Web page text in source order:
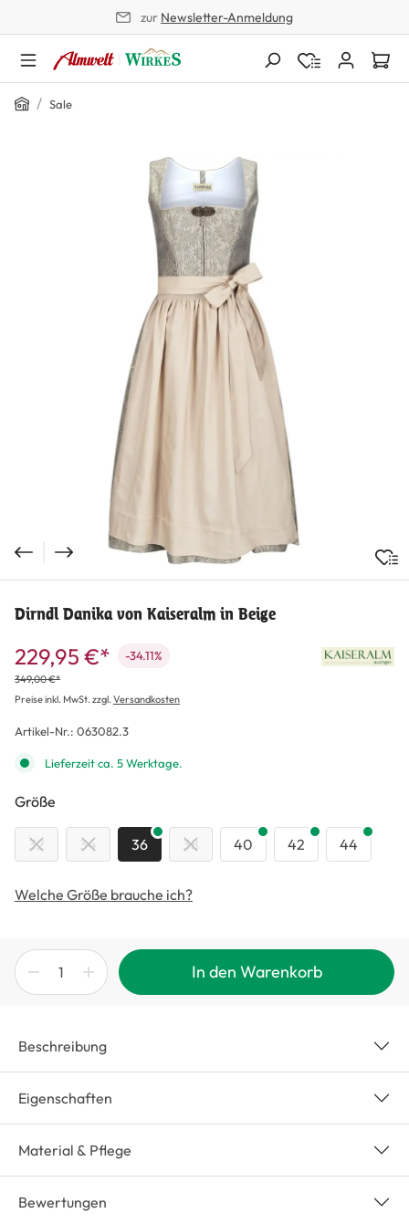
zur Newsletter-Anmeldung
Home
/ Sale
Dirndl Danika von Kaiseralm in Beige
229,95 €* -34.11%
349,00 €*
Preise inkl. MwSt. zzgl.Versandkosten
Artikel-Nr.: 063082.3
Lieferzeit ca. 5 Werktage.
Größe
32 34 36 38 40 42 44
Welche Größe brauche ich?
In den Warenkorb
Beschreibung
Eigenschaften
Material & Pflege
Bewertungen